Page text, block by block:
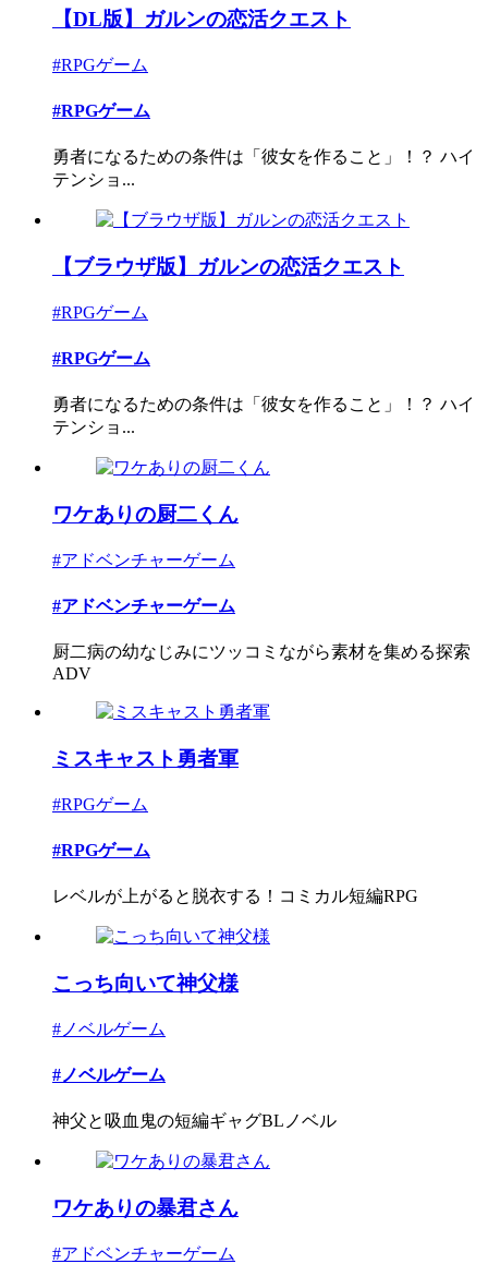
【DL版】ガルンの恋活クエスト
#RPGゲーム
#RPGゲーム
勇者になるための条件は「彼女を作ること」！？ ハイ
テンショ...
【ブラウザ版】ガルンの恋活クエスト
#RPGゲーム
#RPGゲーム
勇者になるための条件は「彼女を作ること」！？ ハイ
テンショ...
ワケありの厨二くん
#アドベンチャーゲーム
#アドベンチャーゲーム
厨二病の幼なじみにツッコミながら素材を集める探索
ADV
ミスキャスト勇者軍
#RPGゲーム
#RPGゲーム
レベルが上がると脱衣する！コミカル短編RPG
こっち向いて神父様
#ノベルゲーム
#ノベルゲーム
神父と吸血鬼の短編ギャグBLノベル
ワケありの暴君さん
#アドベンチャーゲーム